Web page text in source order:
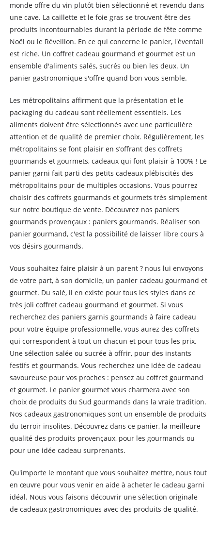
monde offre du vin plutôt bien sélectionné et revendu dans
une cave. La caillette et le foie gras se trouvent être des
produits incontournables durant la période de fête comme
Noël ou le Réveillon. En ce qui concerne le panier, l'éventail
est riche. Un coffret cadeau gourmand et gourmet est un
ensemble d'aliments salés, sucrés ou bien les deux. Un
panier gastronomique s'offre quand bon vous semble.
Les métropolitains affirment que la présentation et le
packaging du cadeau sont réellement essentiels. Les
aliments doivent être sélectionnés avec une particulière
attention et de qualité de premier choix. Régulièrement, les
métropolitains se font plaisir en s’offrant des coffrets
gourmands et gourmets, cadeaux qui font plaisir à 100% ! Le
panier garni fait parti des petits cadeaux plébiscités des
métropolitains pour de multiples occasions. Vous pourrez
choisir des coffrets gourmands et gourmets très simplement
sur notre boutique de vente. Découvrez nos paniers
gourmands provençaux : paniers gourmands. Réaliser son
panier gourmand, c'est la possibilité de laisser libre cours à
vos désirs gourmands.
Vous souhaitez faire plaisir à un parent ? nous lui envoyons
de votre part, à son domicile, un panier cadeau gourmand et
gourmet. Du salé, il en existe pour tous les styles dans ce
très joli coffret cadeau gourmand et gourmet. Si vous
recherchez des paniers garnis gourmands à faire cadeau
pour votre équipe professionnelle, vous aurez des coffrets
qui correspondent à tout un chacun et pour tous les prix.
Une sélection salée ou sucrée à offrir, pour des instants
festifs et gourmands. Vous recherchez une idée de cadeau
savoureuse pour vos proches : pensez au coffret gourmand
et gourmet. Le panier gourmet vous charmera avec son
choix de produits du Sud gourmands dans la vraie tradition.
Nos cadeaux gastronomiques sont un ensemble de produits
du terroir insolites. Découvrez dans ce panier, la meilleure
qualité des produits provençaux, pour les gourmands ou
pour une idée cadeau surprenants.
Qu'importe le montant que vous souhaitez mettre, nous tout
en œuvre pour vous venir en aide à acheter le cadeau garni
idéal. Nous vous faisons découvrir une sélection originale
de cadeaux gastronomiques avec des produits de qualité.